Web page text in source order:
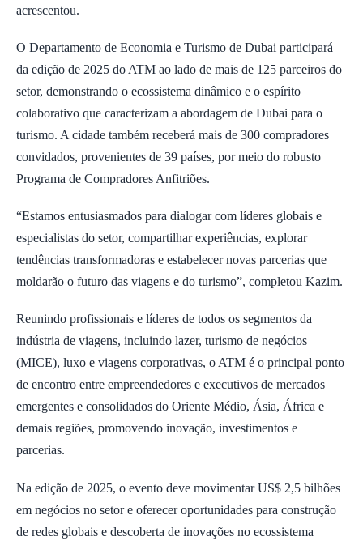
acrescentou.
O Departamento de Economia e Turismo de Dubai participará
da edição de 2025 do ATM ao lado de mais de 125 parceiros do
setor, demonstrando o ecossistema dinâmico e o espírito
colaborativo que caracterizam a abordagem de Dubai para o
turismo. A cidade também receberá mais de 300 compradores
convidados, provenientes de 39 países, por meio do robusto
Programa de Compradores Anfitriões.
“Estamos entusiasmados para dialogar com líderes globais e
especialistas do setor, compartilhar experiências, explorar
tendências transformadoras e estabelecer novas parcerias que
moldarão o futuro das viagens e do turismo”, completou Kazim.
Reunindo profissionais e líderes de todos os segmentos da
indústria de viagens, incluindo lazer, turismo de negócios
(MICE), luxo e viagens corporativas, o ATM é o principal ponto
de encontro entre empreendedores e executivos de mercados
emergentes e consolidados do Oriente Médio, Ásia, África e
demais regiões, promovendo inovação, investimentos e
parcerias.
Na edição de 2025, o evento deve movimentar US$ 2,5 bilhões
em negócios no setor e oferecer oportunidades para construção
de redes globais e descoberta de inovações no ecossistema